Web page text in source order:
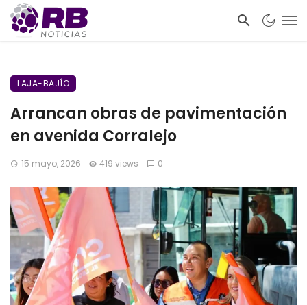
LAJA-BAJÍO
Arrancan obras de pavimentación
en avenida Corralejo
15 mayo, 2026 419 views 0